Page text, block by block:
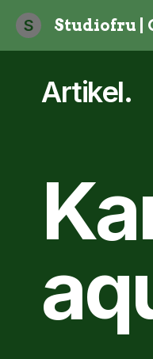
S Studiofru |
Artikel.